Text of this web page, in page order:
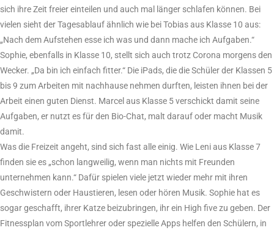
sich ihre Zeit freier einteilen und auch mal länger schlafen können. Bei
vielen sieht der Tagesablauf ähnlich wie bei Tobias aus Klasse 10 aus:
„Nach dem Aufstehen esse ich was und dann mache ich Aufgaben.“
Sophie, ebenfalls in Klasse 10, stellt sich auch trotz Corona morgens den
Wecker. „Da bin ich einfach fitter.“ Die iPads, die die Schüler der Klassen 5
bis 9 zum Arbeiten mit nachhause nehmen durften, leisten ihnen bei der
Arbeit einen guten Dienst. Marcel aus Klasse 5 verschickt damit seine
Aufgaben, er nutzt es für den Bio-Chat, malt darauf oder macht Musik
damit.
Was die Freizeit angeht, sind sich fast alle einig. Wie Leni aus Klasse 7
finden sie es „schon langweilig, wenn man nichts mit Freunden
unternehmen kann.“ Dafür spielen viele jetzt wieder mehr mit ihren
Geschwistern oder Haustieren, lesen oder hören Musik. Sophie hat es
sogar geschafft, ihrer Katze beizubringen, ihr ein High five zu geben. Der
Fitnessplan vom Sportlehrer oder spezielle Apps helfen den Schülern, in